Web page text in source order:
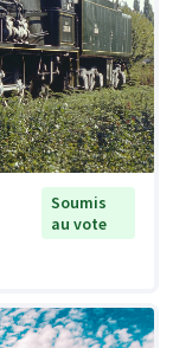
Soumis
au vote